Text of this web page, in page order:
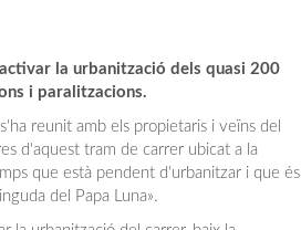
la urbanització dels quasi 200
i paralitzacions.
reunit amb els propietaris i veïns del
d'aquest tram de carrer ubicat a la
que està pendent d'urbanitzar i que és
del Papa Luna».